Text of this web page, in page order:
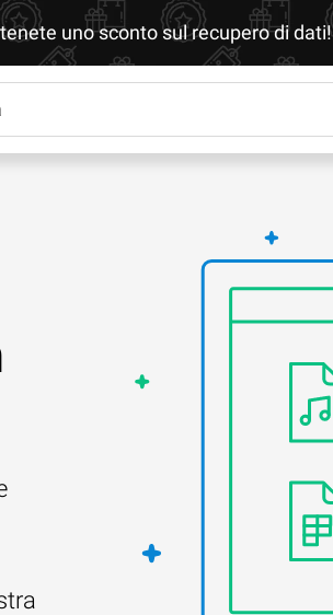
uno sconto sul recupero di dati!